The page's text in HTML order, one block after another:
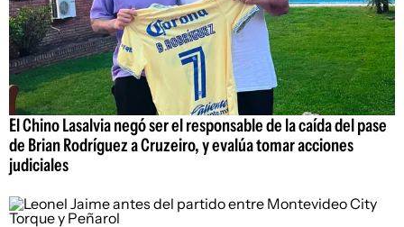
El Chino Lasalvia negó ser el responsable de la caída del pase
de Brian Rodríguez a Cruzeiro, y evalúa tomar acciones
judiciales